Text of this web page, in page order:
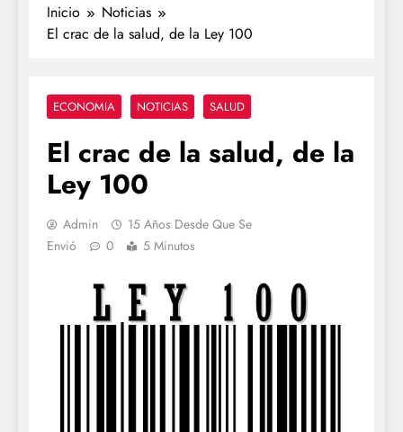
Inicio
Noticias
El crac de la salud, de la Ley 100
ECONOMIA NOTICIAS SALUD
El crac de la salud, de la
Ley 100
Admin
15 Años Desde Que Se
Envió
0 5 Minutos